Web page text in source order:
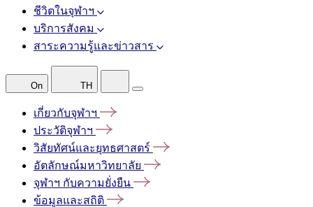
ชีวิตในจุฬาฯ
บริการสังคม
สาระความรู้และข่าวสาร
On TH
เกี่ยวกับจุฬาฯ
ประวัติจุฬาฯ
วิสัยทัศน์และยุทธศาสตร์
อัตลักษณ์มหาวิทยาลัย
จุฬาฯ กับความยั่งยืน
ข้อมูลและสถิติ